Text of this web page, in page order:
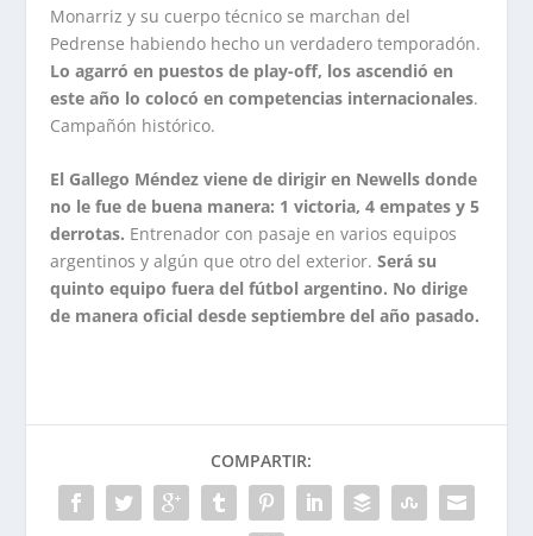
Monarriz y su cuerpo técnico se marchan del
Pedrense habiendo hecho un verdadero temporadón.
Lo agarró en puestos de play-off, los ascendió en
este año lo colocó en competencias internacionales.
Campañón histórico.
El Gallego Méndez viene de dirigir en Newells donde
no le fue de buena manera: 1 victoria, 4 empates y 5
derrotas. Entrenador con pasaje en varios equipos
argentinos y algún que otro del exterior.Será su
quinto equipo fuera del fútbol argentino. No dirige
de manera oficial desde septiembre del año pasado.
COMPARTIR: